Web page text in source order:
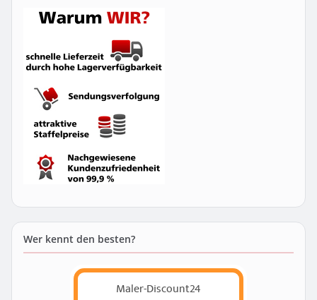
Wer kennt den besten?
Maler-Discount24